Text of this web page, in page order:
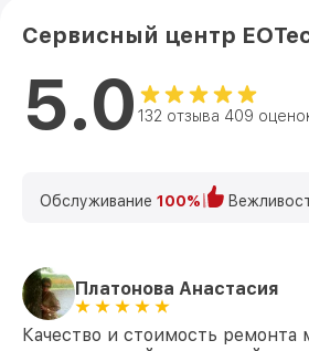
Сервисный центр
5.0 132 отзыва 409
Обслуживание 100%
Платонова Анастасия
Качество и стоимость ремонта